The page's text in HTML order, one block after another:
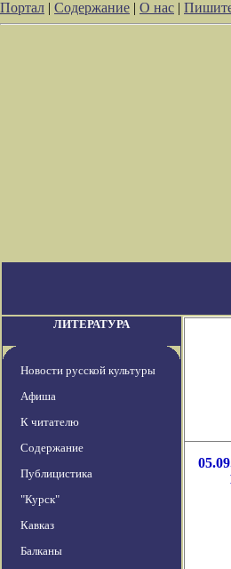
Портал | Содержание | О нас |
ЛИТЕРАТУРА
Новости русской культуры
Афиша
К читателю
Содержание
Публицистика
"Курск"
Кавказ
Балканы